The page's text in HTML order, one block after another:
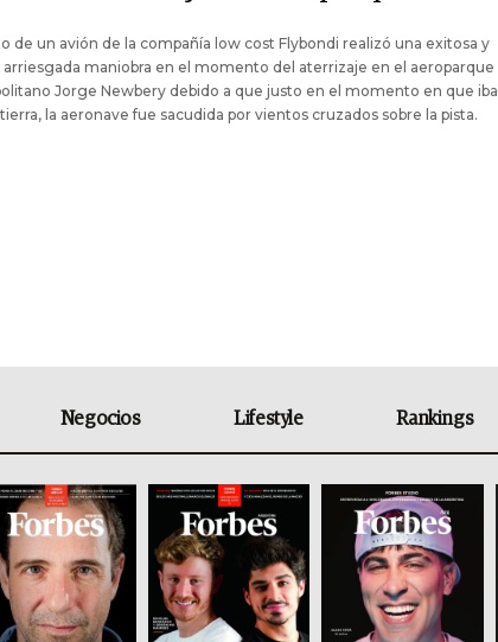
de un avión de la compañía low cost Flybondi realizó una exitosa y
arriesgada maniobra en el momento del aterrizaje en el aeroparque
Jorge Newbery debido a que justo en el momento en que iba
la aeronave fue sacudida por vientos cruzados sobre la pista.
Negocios Lifestyle Rankings